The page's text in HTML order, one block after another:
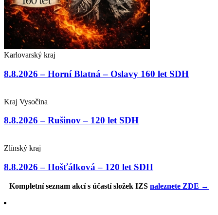
Karlovarský kraj
8.8.2026 – Horní Blatná – Oslavy 160 let SDH
Kraj Vysočina
8.8.2026 – Rušinov – 120 let SDH
Zlínský kraj
8.8.2026 – Hošťálková – 120 let SDH
Kompletní seznam akcí s účastí složek IZS naleznete ZDE →